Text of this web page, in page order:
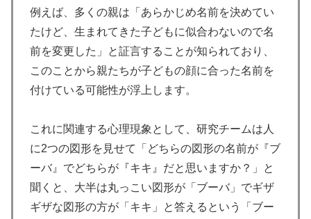
例えば、多くの親は「あらかじめ名前を決めてい
たけど、生まれてきた子どもに似合わないので名
前を変更した」と証言することが知られており、
このことから親たちが子どもの顔に合った名前を
付けている可能性が浮上します。
これに関連する心理現象として、研究チームは人
に2つの図形を見せて「どちらの図形の名前が『ブ
ーバ』でどちらが『キキ』だと思いますか？」と
聞くと、大半は丸っこい図形が「ブーバ」でギザ
ギザな図形の方が「キキ」と答えるという「ブー